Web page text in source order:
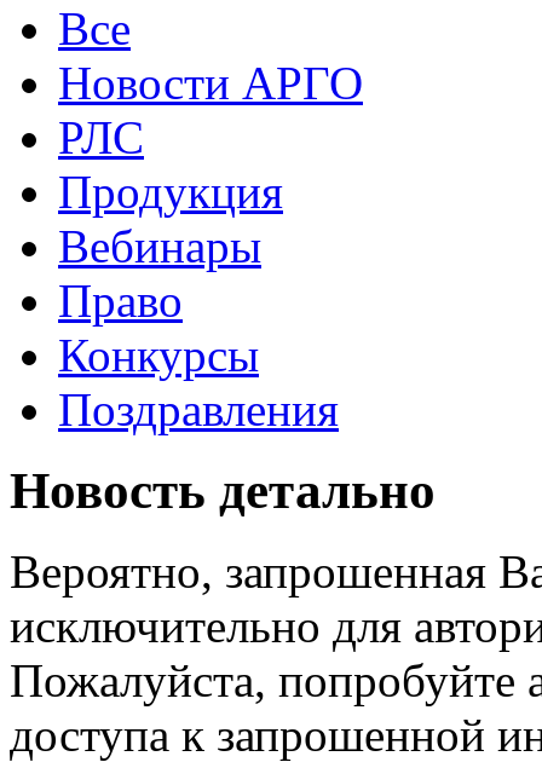
Все
Новости АРГО
РЛС
Продукция
Вебинары
Право
Конкурсы
Поздравления
Новость детально
Вероятно, запрошенная
исключительно для
Пожалуйста, попробуйте
доступа к запрошенной